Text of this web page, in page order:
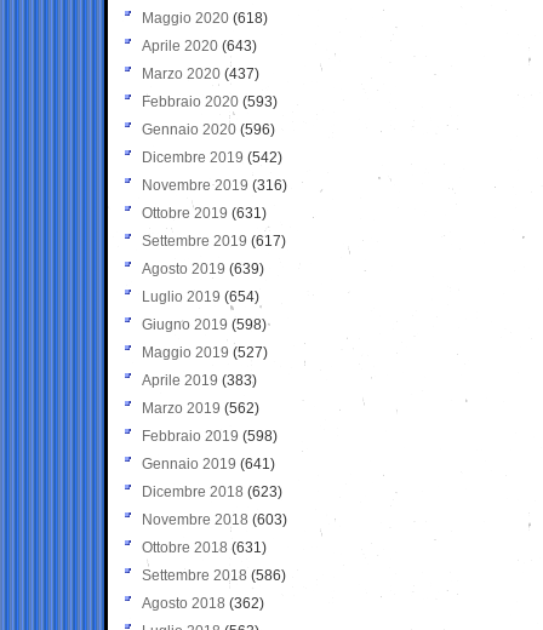
Maggio 2020 (618)
Aprile 2020 (643)
Marzo 2020 (437)
Febbraio 2020 (593)
Gennaio 2020 (596)
Dicembre 2019 (542)
Novembre 2019 (316)
Ottobre 2019 (631)
Settembre 2019 (617)
Agosto 2019 (639)
Luglio 2019 (654)
Giugno 2019 (598)
Maggio 2019 (527)
Aprile 2019 (383)
Marzo 2019 (562)
Febbraio 2019 (598)
Gennaio 2019 (641)
Dicembre 2018 (623)
Novembre 2018 (603)
Ottobre 2018 (631)
Settembre 2018 (586)
Agosto 2018 (362)